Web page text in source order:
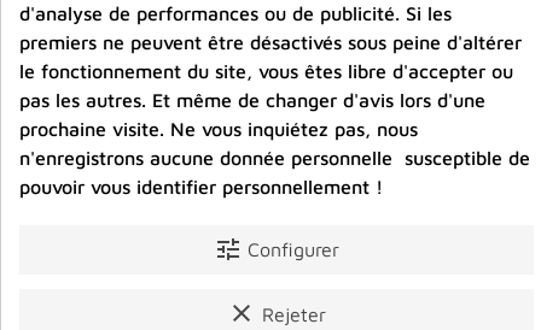
Entreprise éco-responsable.
Bijoux argent fabriqués sans émission de gaz
carbonique
Partager :
Avis clients
d'analyse de performances ou de publicité. Si les
premiers ne peuvent être désactivés sous peine d'altérer
le fonctionnement du site, vous êtes libre d'accepter ou
pas les autres. Et même de changer d'avis lors d'une
prochaine visite. Ne vous inquiétez pas, nous
n'enregistrons aucune donnée personnelle susceptible de
pouvoir vous identifier personnellement !
tune Configurer
clear Rejeter